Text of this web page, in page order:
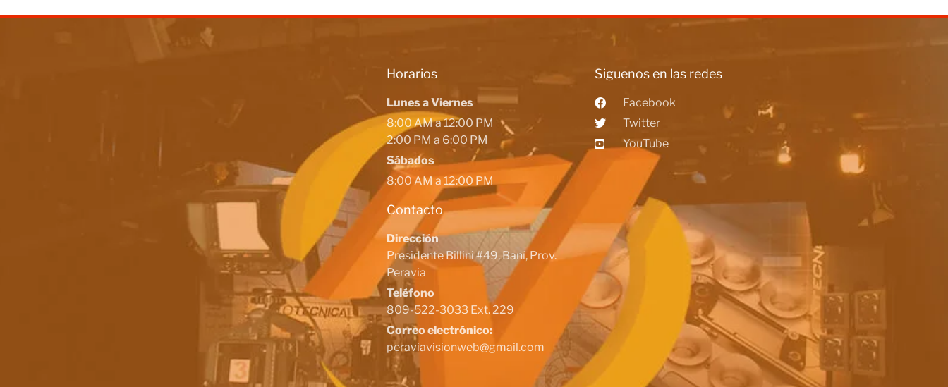
Horarios
Lunes a Viernes
8:00 AM a 12:00 PM
2:00 PM a 6:00 PM
Sábados
8:00 AM a 12:00 PM
Contacto
Dirección
Presidente Billini #49, Baní, Prov.
Peravia
Teléfono
809-522-3033 Ext. 229
Correo electrónico:
peraviavisionweb@gmail.com
Siguenos en las redes
Facebook
Twitter
YouTube